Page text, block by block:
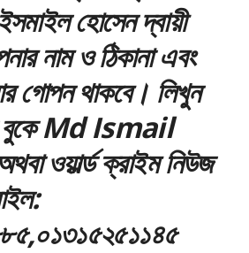
হোসেন দ্বায়ী
নাম ও ঠিকানা এবং
গোপন থাকবে। লিখুন
বুকে Md Ismail
ওয়ার্ল্ড ক্রাইম নিউজ
০১৩১৫২৫১১৪৫